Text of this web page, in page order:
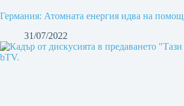
Германия: Атомната енергия идва на помощ
31/07/2022